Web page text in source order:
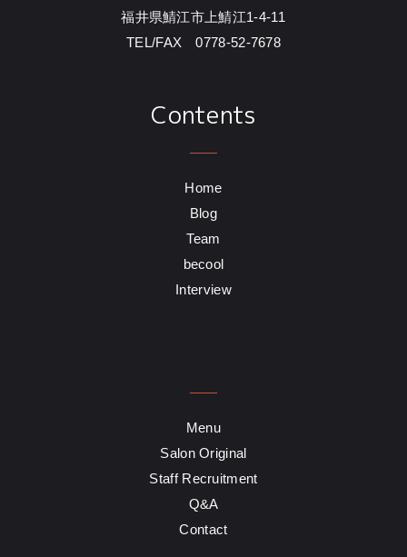
福井県鯖江市上鯖江1-4-11
TEL/FAX 0778-52-7678
Contents
Home
Blog
Team
becool
Interview
Menu
Salon Original
Staff Recruitment
Q&A
Contact